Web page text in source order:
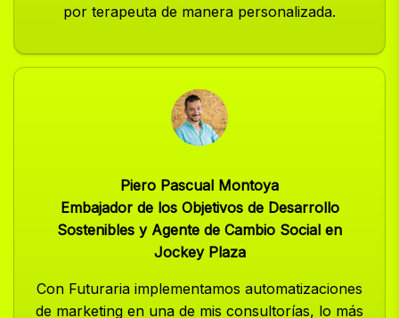
por terapeuta de manera personalizada.
Piero Pascual Montoya
Embajador de los Objetivos de Desarrollo
Sostenibles y Agente de Cambio Social en
Jockey Plaza
Con Futuraria implementamos automatizaciones
de marketing en una de mis consultorías, lo más